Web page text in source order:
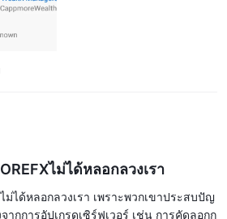
ขาย
ตฟอร์ม metatrader 5 (mt5) ยอดนิยม
ทรดเดอร์สามารถเข้าถึงตราสารทางการ
อสร้างแผนภูมิขั้นสูง ตัวบ่งชี้ทางเทคนิค
ะเภทคำสั่งที่หลากหลาย รวมถึงคำสั่ง
เทรดเดอร์ติดตามเหตุการณ์ในตลาดที่อาจ
งพวกเขา
ไม่ได้หลอกลวงเรา
ม่ได้หลอกลวงเรา เพราะพวกเขาประสบปัญ
ากการอัปเกรดเซิร์ฟเวอร์ เช่น การคัดลอกก